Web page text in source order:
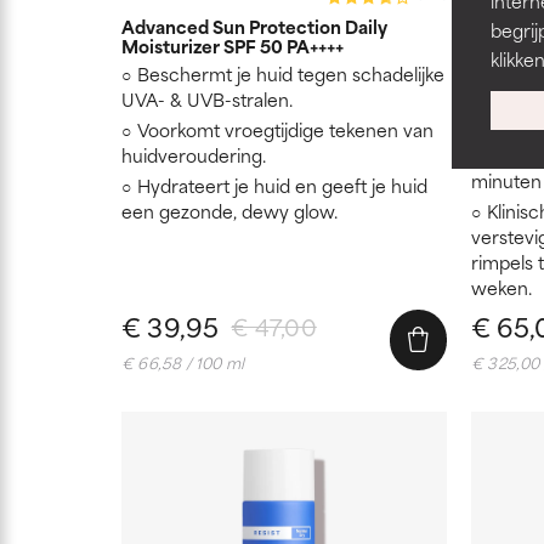
Advanced Sun Protection Daily
Moisturizer SPF 50 PA++++
Beschermt je huid tegen schadelijke
UVA- & UVB-stralen.
Voorkomt vroegtijdige tekenen van
huidveroudering.
Hydrateert je huid en geeft je huid
een gezonde, dewy glow.
€ 47,00
€ 39,95
€ 66,58 / 100 ml
Pro-
Booster
jonger
minuten
rimpels
weken.
€
€ 325,00